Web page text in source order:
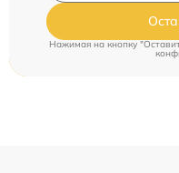
Нажимая на кнопку